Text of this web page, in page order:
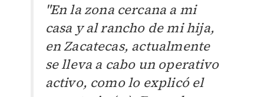
"En la zona cercana a mi
casa y al rancho de mi hija,
en Zacatecas, actualmente
se lleva a cabo un operativo
activo, como lo explicó el